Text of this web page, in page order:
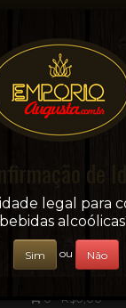
conveniência e adega
0 - R$0,00
de
legal para
bebidas
Sim ou Não